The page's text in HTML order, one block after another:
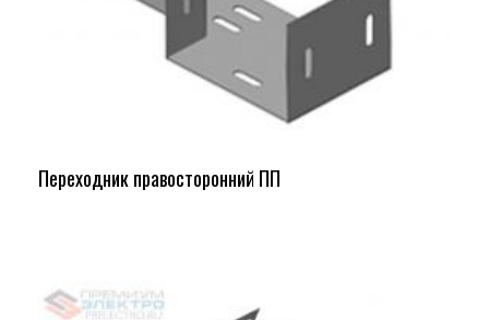
Переходник правосторонний ПП